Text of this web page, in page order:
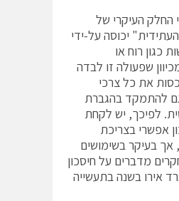
החלק העיקרי של
יכוסה על-ידי
כגון רוח או
שפעולה זו לבדה
את כל צרכי
להתמקד בהגברת
לפיכך, יש לקחת
אפשרי בצריכת
בעיקר בשימושים
מדברים על חיסכון
אירו בשנה בתעשייה